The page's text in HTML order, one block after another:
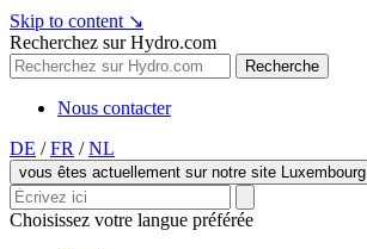
Skip to content ↘
Recherchez sur Hydro.com
Recherche
Nous contacter
DE / FR / NL
vous êtes actuellement sur notre site Luxembourg
Choisissez votre langue préférée